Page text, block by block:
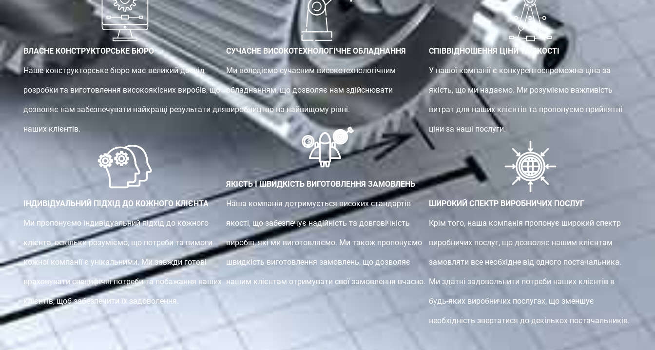
ВЛАСНЕ КОНСТРУКТОРСЬКЕ БЮРО
Наше конструкторське бюро має великий досвід
розробки та виготовлення високоякісних виробів, що
дозволяє нам забезпечувати найкращі результати для
наших клієнтів.
ІНДИВІДУАЛЬНИЙ ПІДХІД ДО КОЖНОГО КЛІЄНТА
Ми пропонуємо індивідуальний підхід до кожного
клієнта, оскільки розуміємо, що потреби та вимоги
кожної компанії є унікальними. Ми завжди готові
враховувати специфічні потреби та побажання наших
клієнтів, щоб забезпечити їх задоволення.
СУЧАСНЕ ВИСОКОТЕХНОЛОГІЧНЕ ОБЛАДНАННЯ
Ми володіємо сучасним високотехнологічним
обладнанням, що дозволяє нам здійснювати
виробництво на найвищому рівні.
ЯКІСТЬ І ШВИДКІСТЬ ВИГОТОВЛЕННЯ ЗАМОВЛЕНЬ
Наша компанія дотримується високих стандартів
якості, що забезпечує надійність та довговічність
виробів, які ми виготовляємо. Ми також пропонуємо
швидкість виготовлення замовлень, що дозволяє
нашим клієнтам отримувати свої замовлення вчасно.
СПІВВІДНОШЕННЯ ЦІНИ ТА ЯКОСТІ
У нашої компанії є конкурентоспроможна ціна за
якість, що ми надаємо. Ми розуміємо важливість
витрат для наших клієнтів та пропонуємо прийнятні
ціни за наші послуги.
ШИРОКИЙ СПЕКТР ВИРОБНИЧИХ ПОСЛУГ
Крім того, наша компанія пропонує широкий спектр
виробничих послуг, що дозволяє нашим клієнтам
замовляти все необхідне від одного постачальника.
Ми здатні задовольнити потреби наших клієнтів в
будь-яких виробничих послугах, що зменшує
необхідність звертатися до декількох постачальників.